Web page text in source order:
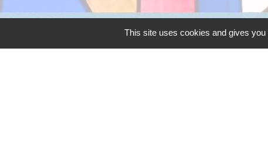
Opération
This site uses cookies and gives